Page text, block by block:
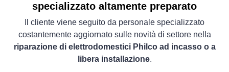
specializzato altamente preparato
Il cliente viene seguito da personale specializzato
costantemente aggiornato sulle novità di settore nella
riparazione di elettrodomestici Philco ad incasso o a
libera installazione.